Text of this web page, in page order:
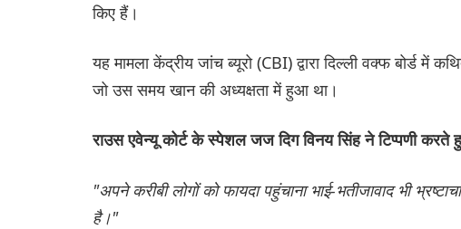
किए हैं।
यह मामला केंद्रीय जांच ब्यूरो (CBI) द्वारा दिल्ली वक्फ बोर्ड
जो उस समय खान की अध्यक्षता में हुआ था।
राउस एवेन्यू कोर्ट के स्पेशल जज दिग विनय सिंह ने टिप्पणी करते
"अपने करीबी लोगों को फायदा पहुंचाना भाई-भतीजावाद भी
है।"